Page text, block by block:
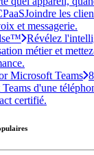
Joindre les
et messagerie.
Révélez
métier et
Microsoft Teams
d'une
certifié.